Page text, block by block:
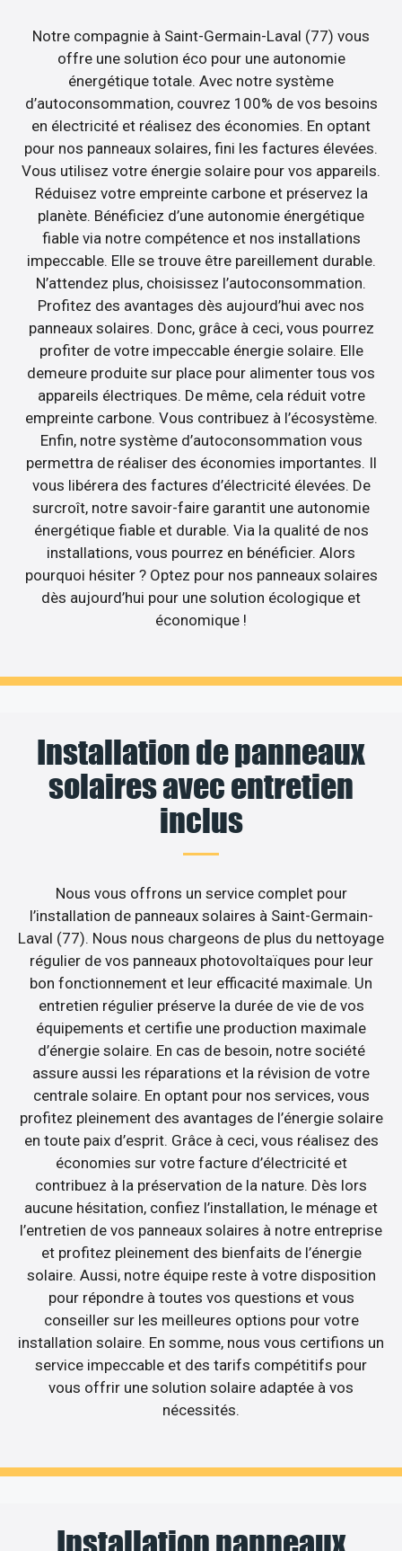
Notre compagnie à Saint-Germain-Laval (77) vous
offre une solution éco pour une autonomie
énergétique totale. Avec notre système
d’autoconsommation, couvrez 100% de vos besoins
en électricité et réalisez des économies. En optant
pour nos panneaux solaires, fini les factures élevées.
Vous utilisez votre énergie solaire pour vos appareils.
Réduisez votre empreinte carbone et préservez la
planète. Bénéficiez d’une autonomie énergétique
fiable via notre compétence et nos installations
impeccable. Elle se trouve être pareillement durable.
N’attendez plus, choisissez l’autoconsommation.
Profitez des avantages dès aujourd’hui avec nos
panneaux solaires. Donc, grâce à ceci, vous pourrez
profiter de votre impeccable énergie solaire. Elle
demeure produite sur place pour alimenter tous vos
appareils électriques. De même, cela réduit votre
empreinte carbone. Vous contribuez à l’écosystème.
Enfin, notre système d’autoconsommation vous
permettra de réaliser des économies importantes. Il
vous libérera des factures d’électricité élevées. De
surcroît, notre savoir-faire garantit une autonomie
énergétique fiable et durable. Via la qualité de nos
installations, vous pourrez en bénéficier. Alors
pourquoi hésiter ? Optez pour nos panneaux solaires
dès aujourd’hui pour une solution écologique et
économique !
Installation de panneaux
solaires avec entretien
inclus
Nous vous offrons un service complet pour
l’installation de panneaux solaires à Saint-Germain-
Laval (77). Nous nous chargeons de plus du nettoyage
régulier de vos panneaux photovoltaïques pour leur
bon fonctionnement et leur efficacité maximale. Un
entretien régulier préserve la durée de vie de vos
équipements et certifie une production maximale
d’énergie solaire. En cas de besoin, notre société
assure aussi les réparations et la révision de votre
centrale solaire. En optant pour nos services, vous
profitez pleinement des avantages de l’énergie solaire
en toute paix d’esprit. Grâce à ceci, vous réalisez des
économies sur votre facture d’électricité et
contribuez à la préservation de la nature. Dès lors
aucune hésitation, confiez l’installation, le ménage et
l’entretien de vos panneaux solaires à notre entreprise
et profitez pleinement des bienfaits de l’énergie
solaire. Aussi, notre équipe reste à votre disposition
pour répondre à toutes vos questions et vous
conseiller sur les meilleures options pour votre
installation solaire. En somme, nous vous certifions un
service impeccable et des tarifs compétitifs pour
vous offrir une solution solaire adaptée à vos
nécessités.
Installation panneaux